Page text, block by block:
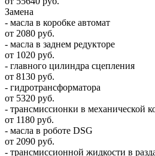
Замена
- масла в коробке автомат
от 2080 руб.
- масла в заднем редукторе
от 1020 руб.
- главного цилиндра сцепления
от 8130 руб.
- гидротрансформатора
от 5320 руб.
- трансмиссионки в механической
от 1180 руб.
- масла в роботе DSG
от 2090 руб.
- трансмиссионной жидкости в